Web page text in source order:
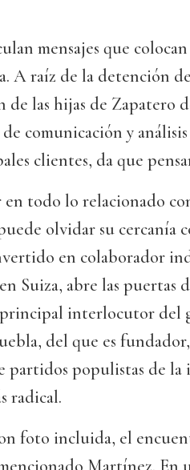
mensajes que
A raíz de la detención
de las hijas de Zapatero
comunicación y
clientes, da que
todo lo relacionado
olvidar su cercanía
en colaborador
Suiza, abre las puertas
principal interlocutor del
del que es
populistas de la
radical.
foto incluida, el